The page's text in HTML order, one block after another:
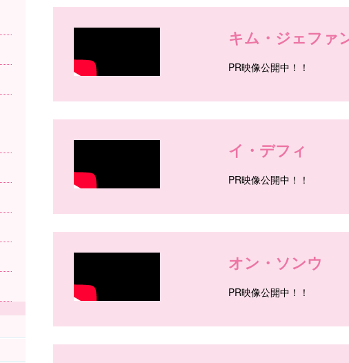
キム・ジェファ
PR映像公開中！！
イ・デフィ
PR映像公開中！！
オン・ソンウ
PR映像公開中！！